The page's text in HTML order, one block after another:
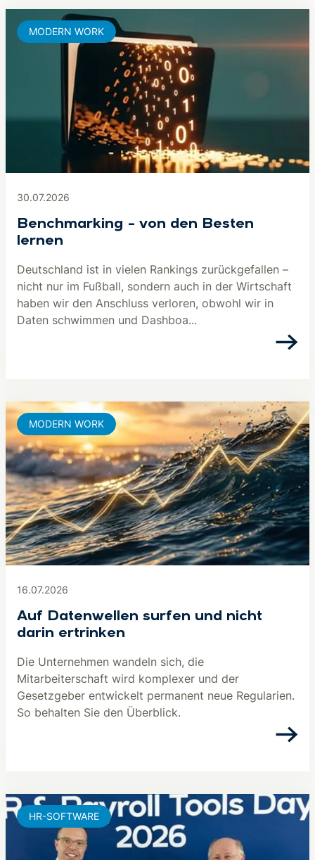
30.07.2026
Benchmarking – von den Besten
lernen
Deutschland ist in vielen Rankings zurückgefallen –
nicht nur im Fußball, sondern auch in der Wirtschaft
haben wir den Anschluss verloren, obwohl wir in
Daten schwimmen und Dashboa...
MODERN WORK
16.07.2026
Auf Datenwellen surfen und nicht
darin ertrinken
Die Unternehmen wandeln sich, die
Mitarbeiterschaft wird komplexer und der
Gesetzgeber entwickelt permanent neue Regularien.
So behalten Sie den Überblick.
MODERN WORK
HR-SOFTWARE